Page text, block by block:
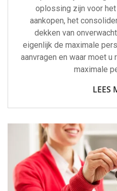
oplossing zijn voor
aankopen, het
dekken van
eigenlijk de maximale
aanvragen en waar moet u
maximale
LEES